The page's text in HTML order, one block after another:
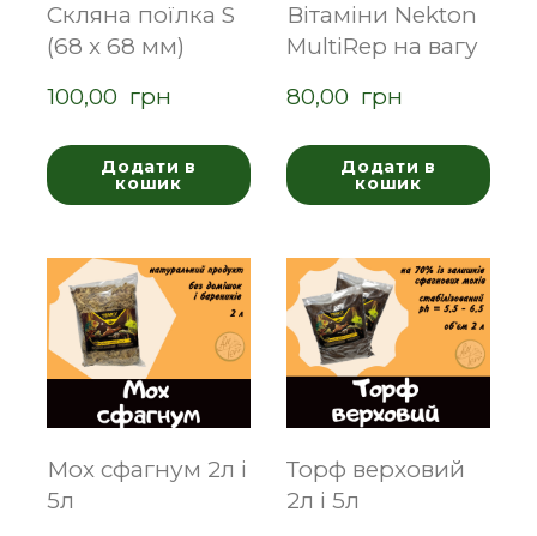
Скляна поїлка S
(68 x 68 мм)
100,00  грн
Додати в
кошик
Вітаміни Nekton
MultiRep на вагу
80,00  грн
Додати в
кошик
Мох сфагнум 2л і
5л
Торф верховий
2л і 5л